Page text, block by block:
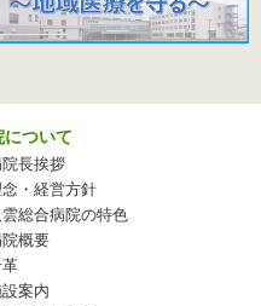
について
長挨拶
・経営方針
雲総合病院の特色
概要
案内